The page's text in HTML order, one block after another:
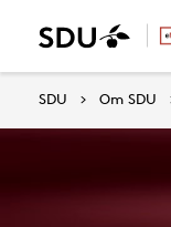
SDU Om SDU